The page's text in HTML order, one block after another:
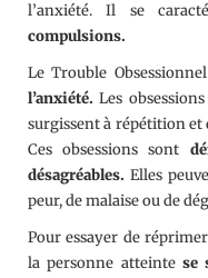
l’anxiété. Il se
compulsions.
Le Trouble
l’anxiété.Les
surgissent à répétition et
Ces obsessions sont
désagréables. Elles
peur, de malaise ou de
Pour essayer de
la personne atteinte se